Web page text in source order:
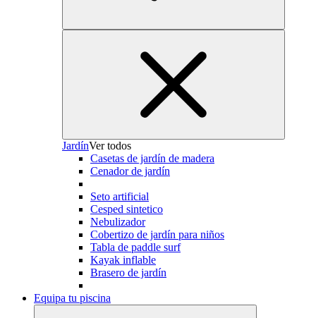
JardínVer todos
Casetas de jardín de madera
Cenador de jardín
Seto artificial
Cesped sintetico
Nebulizador
Cobertizo de jardín para niños
Tabla de paddle surf
Kayak inflable
Brasero de jardín
Equipa tu piscina